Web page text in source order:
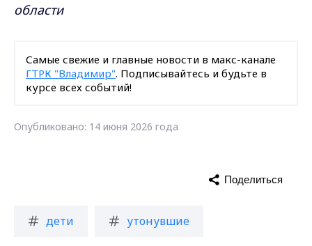
области
Самые свежие и главные новости в макс-канале
ГТРК "Владимир". Подписывайтесь и будьте в
курсе всех событий!
Опубликовано: 14 июня 2026 года
дети утонувшие
Поделиться